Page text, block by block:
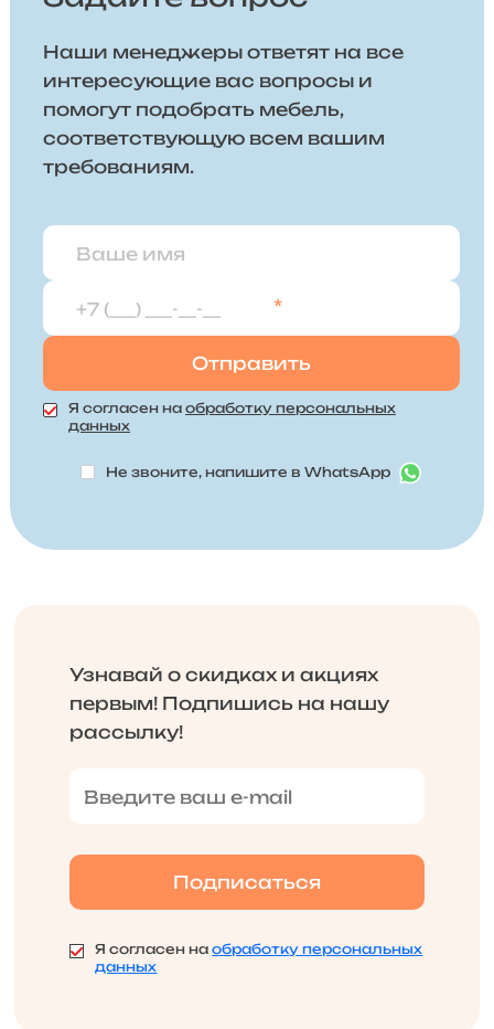
Наши менеджеры ответят на все
интересующие вас вопросы и
помогут подобрать мебель,
соответствующую всем вашим
требованиям.
*
Я согласен на обработку персональных
данных
Не звоните, напишите в WhatsApp
Узнавай о скидках и акциях
первым! Подпишись на нашу
рассылку!
Я согласен наобработку персональных
данных